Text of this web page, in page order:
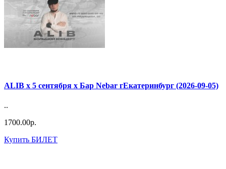
ALIB х 5 сентября х Бар Nebar гЕкатеринбург (2026-09-05)
..
1700.00р.
Купить БИЛЕТ